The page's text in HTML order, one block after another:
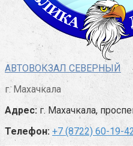
АВТОВОКЗАЛ СЕВЕРНЫЙ
г. Махачкала
Адрес: г. Махачкала,
Телефон: +7 (8722) 60-19-